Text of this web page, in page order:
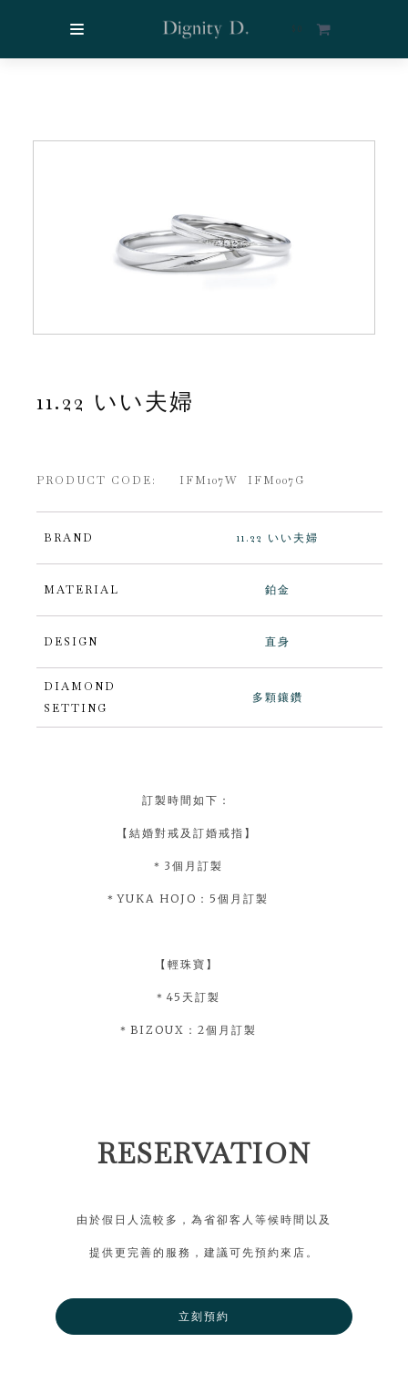
$ 0
11.22 いい夫婦
PRODUCT CODE: IFM107W IFM007G
BRAND 11.22 いい夫婦
MATERIAL 鉑金
DESIGN 直身
DIAMOND
SETTING
多顆鑲鑽
訂製時間如下：
【結婚對戒及訂婚戒指】
＊3個月訂製
＊YUKA HOJO：5個月訂製
【輕珠寶】
＊45天訂製
＊BIZOUX：2個月訂製
RESERVATION
由於假日人流較多，為省卻客人等候時間以及
提供更完善的服務，建議可先預約來店。
立刻預約